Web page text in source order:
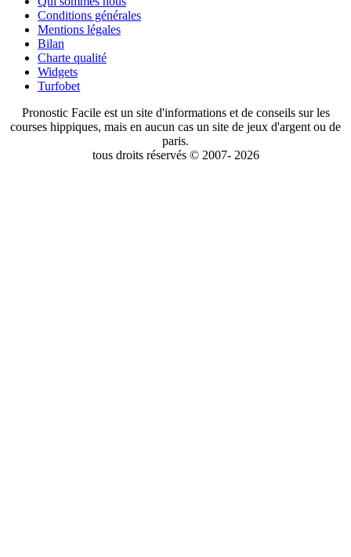
Conditions générales
Mentions légales
Bilan
Charte qualité
Widgets
Turfobet
Pronostic Facile est un site d'informations et de conseils sur les
courses hippiques, mais en aucun cas un site de jeux d'argent ou de
paris.
tous droits réservés © 2007- 2026